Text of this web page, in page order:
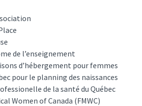
de l’enseignement
d’hébergement pour femmes
pour le planning des naissances
de la santé du Québec
Women of Canada (FMWC)